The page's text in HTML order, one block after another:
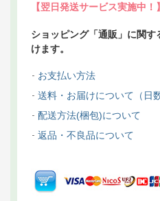
【翌日発送サービス実施中！】
ショッピング「通販」に関
けます。
お支払い方法
送料・お届けについて（日
配送方法(梱包)について
返品・不良品について